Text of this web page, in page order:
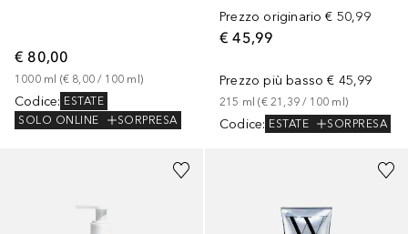
€ 80,00
1000 ml (€ 8,00 / 100 ml)
Codice: ESTATE
SOLO ONLINE
SORPRESA
Prezzo originario € 50,99
€ 45,99
Prezzo più basso € 45,99
215 ml (€ 21,39 / 100 ml)
Codice: ESTATE SORPRESA